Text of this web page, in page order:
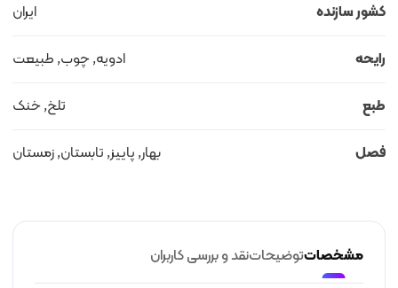
کشور سازنده ایران
رایحه ادویه, چوب, طبیعت
طبع تلخ, خنک
فصل بهار, پاییز, تابستان, زمستان
مشخصاتتوضیحاتنقد و بررسی کاربران